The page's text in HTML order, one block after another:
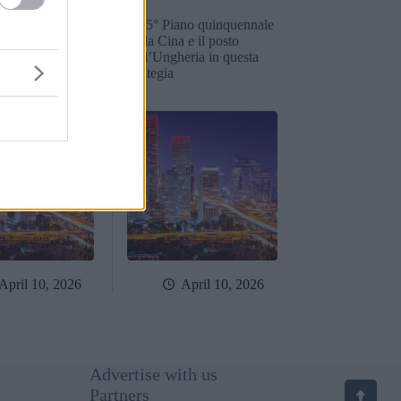
April 10, 2026
Il 15° Piano quinquennale
della Cina e il posto
dell’Ungheria in questa
strategia
April 10, 2026
Advertise with us
Partners